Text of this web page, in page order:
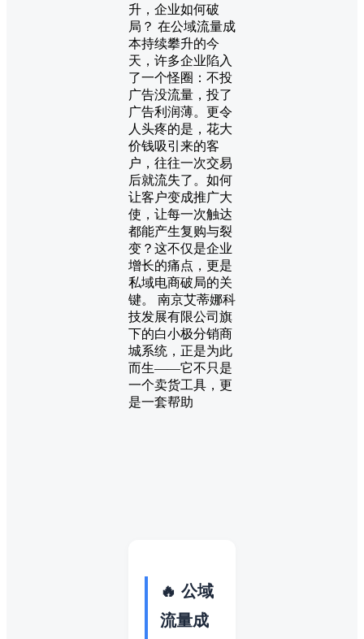
升，企业如何破
局？ 在公域流量成
本持续攀升的今
天，许多企业陷入
了一个怪圈：不投
广告没流量，投了
广告利润薄。更令
人头疼的是，花大
价钱吸引来的客
户，往往一次交易
后就流失了。如何
让客户变成推广大
使，让每一次触达
都能产生复购与裂
变？这不仅是企业
增长的痛点，更是
私域电商破局的关
键。 南京艾蒂娜科
技发展有限公司旗
下的白小极分销商
城系统，正是为此
而生——它不只是
一个卖货工具，更
是一套帮助
🔥 公域
流量成